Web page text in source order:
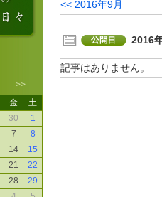
>>
金
土
30
1
7
8
14
15
21
22
28
29
<< 2016年9月
2016
記事はありません。